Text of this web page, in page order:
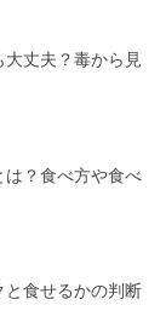
丈夫？毒から見
は？食べ方や食べ
と食せるかの判断